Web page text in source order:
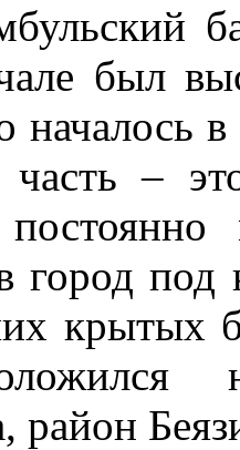
был
началось
–
в город
крытых
район